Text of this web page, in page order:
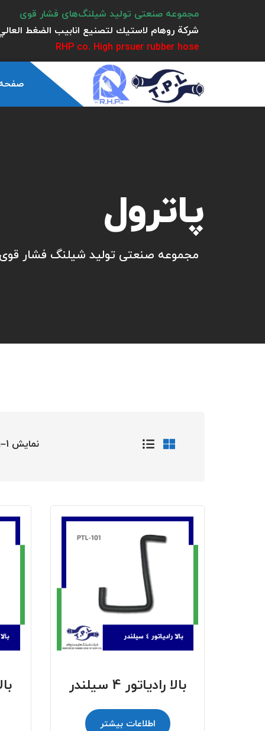
مجموعه صنعتی تولید شیلنگ‌های فشار قوی
شركة روهام لاستيك لتصنيع انابيب الضغط
RHP co. High prsuer rubber hose
پاترول
مجموعه صنعتی تولید شیلنگ فشار قوی
نمایش 1–9 از 11 نتیجه
بالا رادیاتور 4 سیلندر
اطلاعات بیشتر